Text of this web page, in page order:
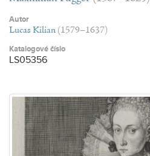
Autor
Lucas Kilian (1579–1637)
Katalogové číslo
LS05356